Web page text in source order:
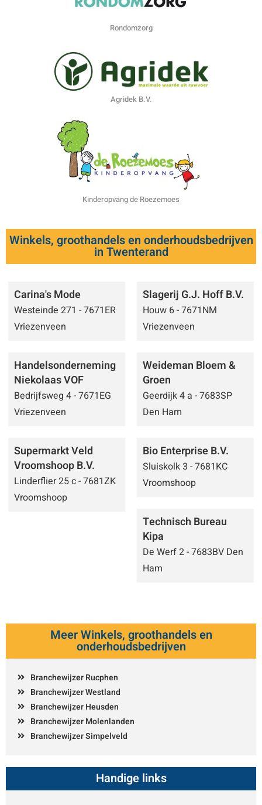
Rondomzorg
Agridek B.V.
Kinderopvang de Roezemoes
Winkels, groothandels en onderhoudsbedrijven
in Twenterand
Carina's Mode
Westeinde 271 - 7671ER
Vriezenveen
Slagerij G.J. Hoff B.V.
Houw 6 - 7671NM
Vriezenveen
Handelsonderneming
Niekolaas VOF
Bedrijfsweg 4 - 7671EG
Vriezenveen
Weideman Bloem &
Groen
Geerdijk 4 a - 7683SP
Den Ham
Supermarkt Veld
Vroomshoop B.V.
Linderflier 25 c - 7681ZK
Vroomshoop
Bio Enterprise B.V.
Sluiskolk 3 - 7681KC
Vroomshoop
Technisch Bureau
Kipa
De Werf 2 - 7683BV Den
Ham
Meer Winkels, groothandels en
onderhoudsbedrijven
Branchewijzer Rucphen
Branchewijzer Westland
Branchewijzer Heusden
Branchewijzer Molenlanden
Branchewijzer Simpelveld
Handige links